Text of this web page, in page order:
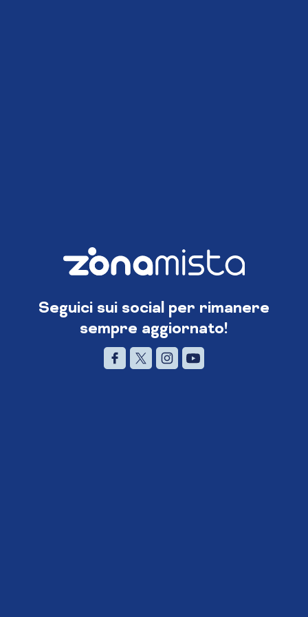
Seguici sui social per rimanere
sempre aggiornato!